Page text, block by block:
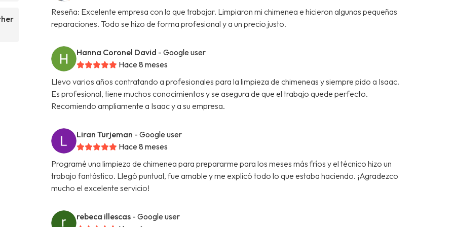
Reseña: Excelente empresa con la que trabajar. Limpiaron mi chimenea e hicieron algunas pequeñas
reparaciones. Todo se hizo de forma profesional y a un precio justo.
Hanna Coronel David - Google user
Hace 8 meses
Llevo varios años contratando a profesionales para la limpieza de chimeneas y siempre pido a Isaac.
Es profesional, tiene muchos conocimientos y se asegura de que el trabajo quede perfecto.
Recomiendo ampliamente a Isaac y a su empresa.
Liran Turjeman - Google user
Hace 8 meses
Programé una limpieza de chimenea para prepararme para los meses más fríos y el técnico hizo un
trabajo fantástico. Llegó puntual, fue amable y me explicó todo lo que estaba haciendo. ¡Agradezco
mucho el excelente servicio!
rebeca illescas - Google user